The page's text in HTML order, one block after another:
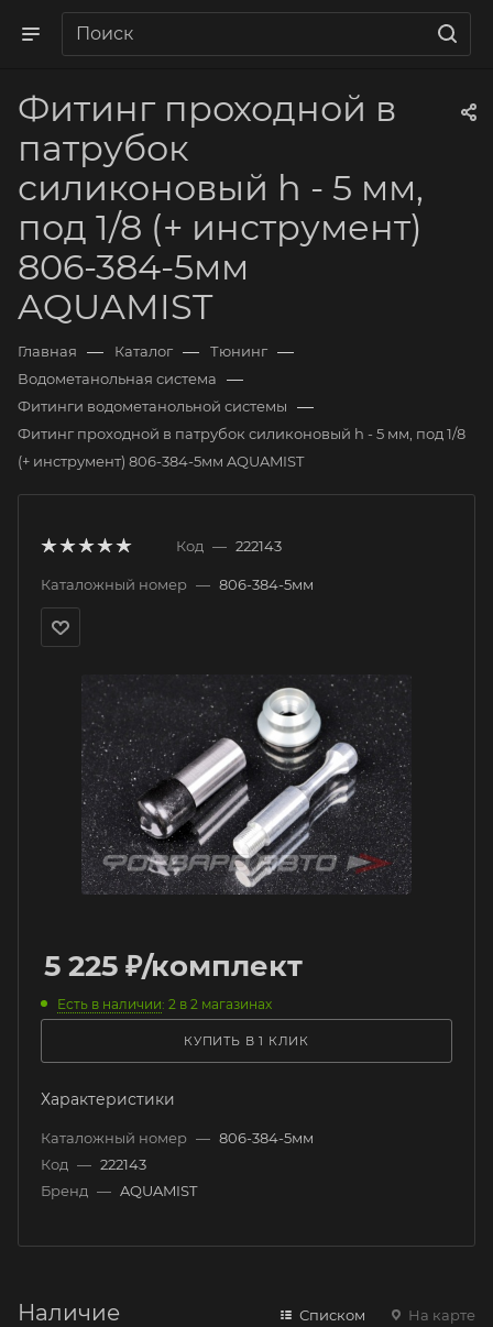
Фитинг проходной в
патрубок
силиконовый h - 5 мм,
под 1/8 (+ инструмент)
806-384-5мм
AQUAMIST
Главная — Каталог — Тюнинг —
Водометанольная система —
Фитинги водометанольной системы —
Фитинг проходной в патрубок силиконовый h - 5 мм, под 1/8
(+ инструмент) 806-384-5мм AQUAMIST
Код — 222143
Каталожный номер — 806-384-5мм
5 225 ₽/комплект
Есть в наличии: 2 в 2 магазинах
КУПИТЬ В 1 КЛИК
Характеристики
Каталожный номер — 806-384-5мм
Код — 222143
Бренд — AQUAMIST
Наличие Списком На карте